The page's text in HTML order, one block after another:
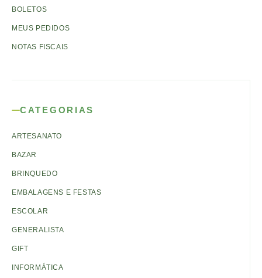
BOLETOS
MEUS PEDIDOS
NOTAS FISCAIS
CATEGORIAS
ARTESANATO
BAZAR
BRINQUEDO
EMBALAGENS E FESTAS
ESCOLAR
GENERALISTA
GIFT
INFORMÁTICA